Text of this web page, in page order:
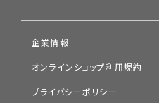
企業情報
オンラインショップ利用規約
プライバシーポリシー